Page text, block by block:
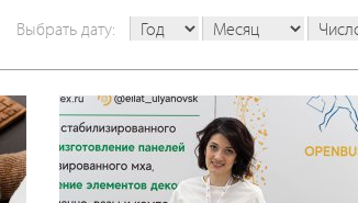
Выбрать дату: